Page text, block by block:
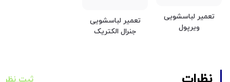
تعمیر لباسشویی
ویرپول
تعمیر لباسشویی
جنرال الکتریک